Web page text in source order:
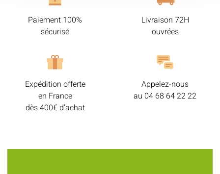
Paiement 100%
sécurisé
Livraison 72H
ouvrées
Expédition offerte
en France
dès 400€ d’achat
Appelez-nous
au 04 68 64 22 22